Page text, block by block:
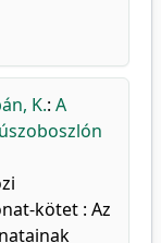
K.: A
kötet : Az